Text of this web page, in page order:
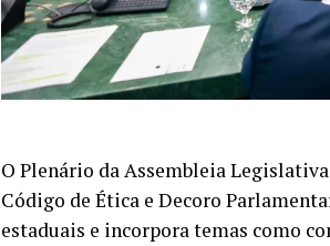
O Plenário da Assembleia
Código de Ética e Decoro
estaduais e incorpora temas como